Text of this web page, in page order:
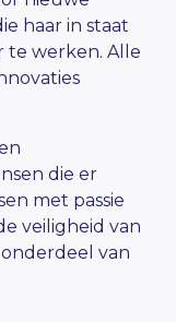
haar in staat
te werken. Alle
die er
met passie
veiligheid van
van